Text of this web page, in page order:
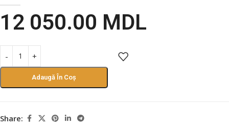
12 050.00 MDL
Adaugă În Coș
Share: